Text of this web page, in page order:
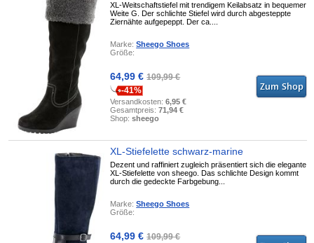
XL-Weitschaftstiefel mit trendigem Keilabsatz in bequemer
Weite G. Der schlichte Stiefel wird durch abgesteppte
Ziernähte aufgepeppt. Der ca....
Marke:Sheego Shoes
Größe:
64,99 €109,99 €
-41%
Versandkosten:6,95 €
Gesamtpreis:71,94 €
Shop:sheego
XL-Stiefelette schwarz-marine
Dezent und raffiniert zugleich präsentiert sich die elegante
XL-Stiefelette von sheego. Das schlichte Design kommt
durch die gedeckte Farbgebung...
Marke:Sheego Shoes
Größe:
64,99 €109,99 €